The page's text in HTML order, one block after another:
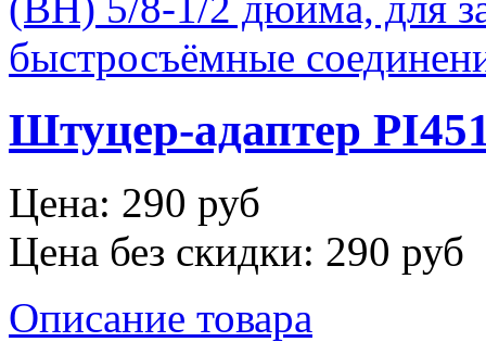
Штуцер-адаптер
Цена: 290 руб
Цена без скидки: 290 руб
Описание товара